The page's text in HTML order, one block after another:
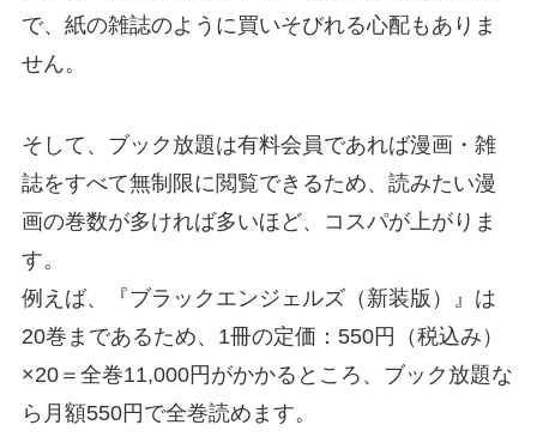
で、紙の雑誌のように買いそびれる心配もありま
せん。
そして、ブック放題は有料会員であれば漫画・雑
誌をすべて無制限に閲覧できるため、読みたい漫
画の巻数が多ければ多いほど、コスパが上がりま
す。
例えば、『ブラックエンジェルズ（新装版）』は
20巻まであるため、1冊の定価：550円（税込み）
×20＝全巻11,000円がかかるところ、ブック放題な
ら月額550円で全巻読めます。